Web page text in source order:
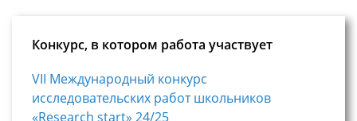
Конкурс, в котором работа участвует
VII Международный конкурс
исследовательских работ школьников
«Research start» 24/25